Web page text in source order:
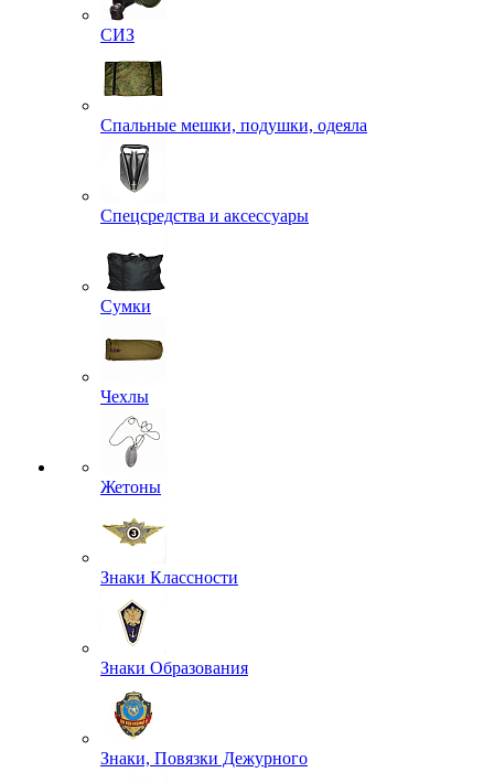
СИЗ
Спальные мешки, подушки, одеяла
Спецсредства и аксессуары
Сумки
Чехлы
Жетоны
Знаки Классности
Знаки Образования
Знаки, Повязки Дежурного